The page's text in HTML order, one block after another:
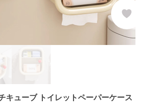
キューブ トイレットペーパーケース